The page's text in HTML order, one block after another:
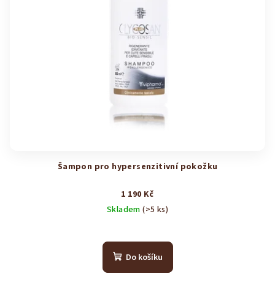
Šampon pro hypersenzitivní pokožku
1 190 Kč
Skladem(>5 ks)
hodnocení
produktu
Do košíku